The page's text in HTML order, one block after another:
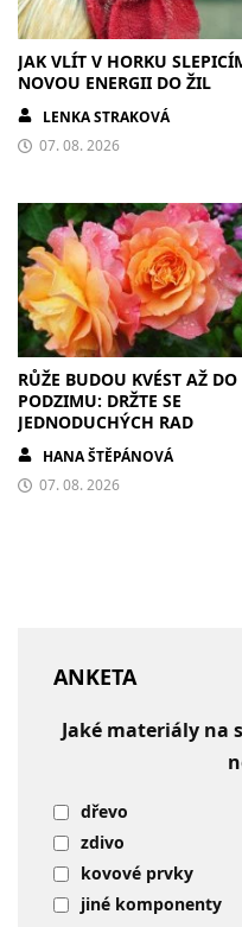
JAK VLÍT V HORKU
NOVOU ENERGII DO ŽIL
LENKA STRAKOVÁ
07. 08. 2026
RŮŽE BUDOU KVÉST AŽ DO
PODZIMU: DRŽTE SE
JEDNODUCHÝCH RAD
HANA ŠTĚPÁNOVÁ
07. 08. 2026
ANKETA
Jaké materiály na
dřevo
zdivo
kovové prvky
jiné komponenty